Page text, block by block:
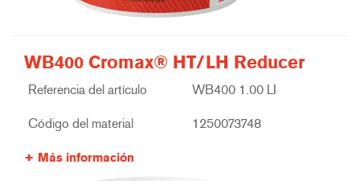
WB400 Cromax® HT/LH Reducer
Referencia del artículo WB400 1.00 LI
Código del material 1250073748
Más información